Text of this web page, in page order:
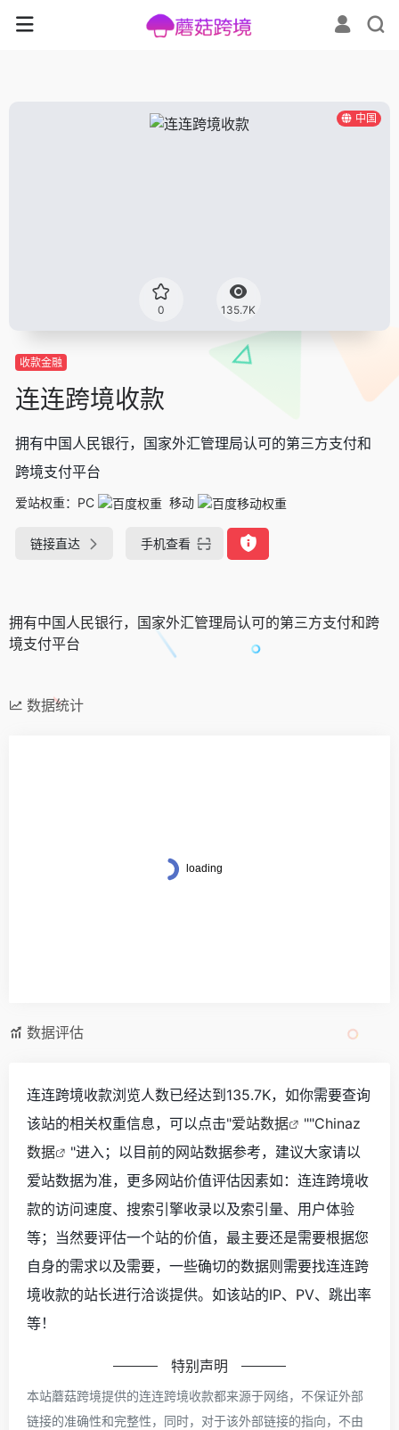
中国
0 135.7K
收款金融
连连跨境收款
拥有中国人民银行，国家外汇管理局认可的第三方支付和
跨境支付平台
爱站权重： PC 移动
链接直达 手机查看
拥有中国人民银行，国家外汇管理局认可的第三方支付和跨
境支付平台
数据统计
数据评估
连连跨境收款浏览人数已经达到135.7K，如你需要查询
该站的相关权重信息，可以点击"爱站数据 ""Chinaz
数据
"进入；以目前的网站数据参考，建议大家请以
爱站数据为准，更多网站价值评估因素如：连连跨境收
款的访问速度、搜索引擎收录以及索引量、用户体验
等；当然要评估一个站的价值，最主要还是需要根据您
自身的需求以及需要，一些确切的数据则需要找连连跨
境收款的站长进行洽谈提供。如该站的IP、PV、跳出率
等！
特别声明
本站蘑菇跨境提供的连连跨境收款都来源于网络，不保证外部
链接的准确性和完整性，同时，对于该外部链接的指向，不由